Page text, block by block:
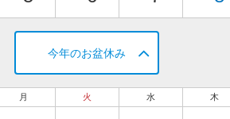
今年のお盆休み
月 火 水 木